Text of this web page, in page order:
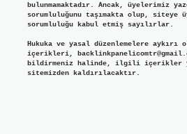
bulunmamaktadır. Ancak, üyelerimiz
sorumluluğunu taşımakta olup, siteye
sorumluluğu kabul etmiş sayılırlar.
Hukuka ve yasal düzenlemelere aykırı
içerikleri,
bildirmeniz halinde, ilgili içerikler
sitemizden kaldırılacaktır.